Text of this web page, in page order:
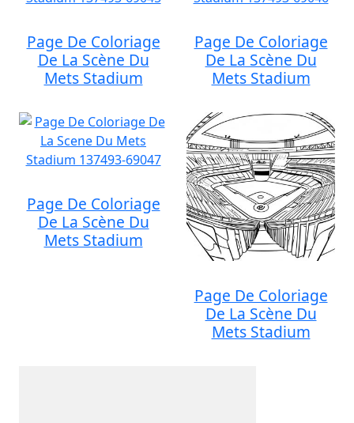
Page De Coloriage
De La Scène Du
Mets Stadium
Page De Coloriage
De La Scène Du
Mets Stadium
Page De Coloriage
De La Scène Du
Mets Stadium
Page De Coloriage
De La Scène Du
Mets Stadium